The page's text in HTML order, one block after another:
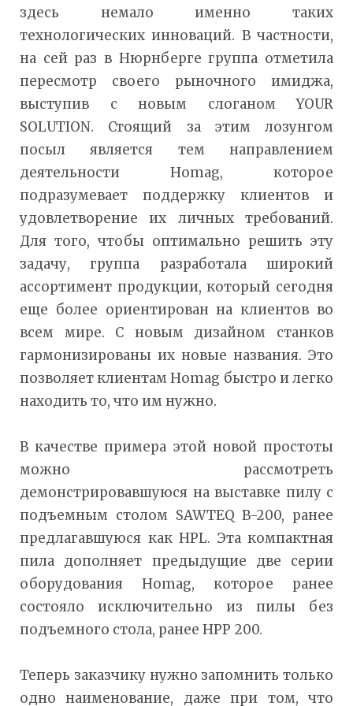
здесь немало именно таких
технологических инноваций. В частности,
на сей раз в Нюрнберге группа отметила
пересмотр своего рыночного имиджа,
выступив с новым слоганом YOUR
SOLUTION. Стоящий за этим лозунгом
посыл является тем направлением
деятельности Homag, которое
подразумевает поддержку клиентов и
удовлетворение их личных требований.
Для того, чтобы оптимально решить эту
задачу, группа разработала широкий
ассортимент продукции, который сегодня
еще более ориентирован на клиентов во
всем мире. С новым дизайном станков
гармонизированы их новые названия. Это
позволяет клиентам Homag быстро и легко
находить то, что им нужно.
В качестве примера этой новой простоты
можно рассмотреть
демонстрировавшуюся на выставке пилу с
подъемным столом SAWTEQ B-200, ранее
предлагавшуюся как HPL. Эта компактная
пила дополняет предыдущие две серии
оборудования Homag, которое ранее
состояло исключительно из пилы без
подъемного стола, ранее HPP 200.
Теперь заказчику нужно запомнить только
одно наименование, даже при том, что